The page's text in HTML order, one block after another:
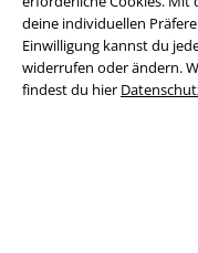
deine individuellen
Einwilligung kannst du
widerrufen oder ändern.
findest du hier
Entsorgung und
Konformitätserklärung